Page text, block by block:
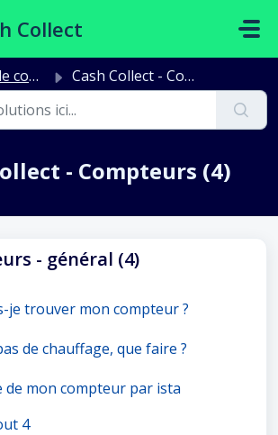
Collect
Cash Collect - Compteurs
- Compteurs (4)
- général (4)
je trouver mon compteur ?
de chauffage, que faire ?
de mon compteur par ista
4